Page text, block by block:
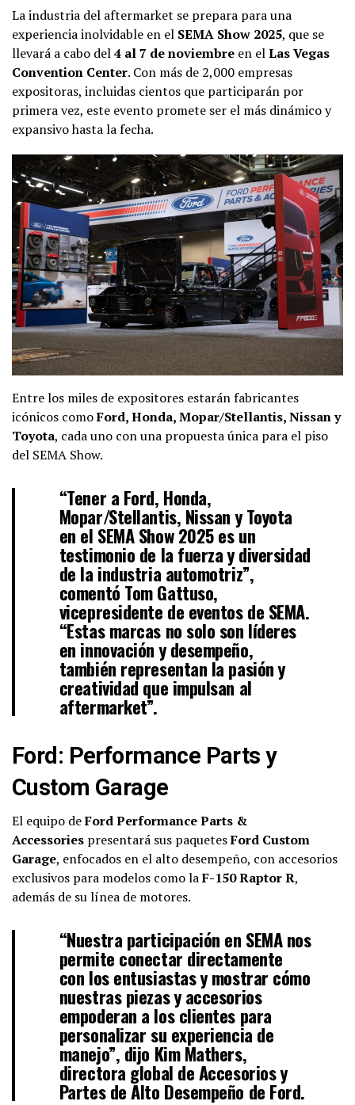
La industria del aftermarket se prepara para una
experiencia inolvidable en el SEMA Show 2025, que se
llevará a cabo del4 al 7 de noviembre en elLas Vegas
Convention Center. Con más de 2,000 empresas
expositoras, incluidas cientos que participarán por
primera vez, este evento promete ser el más dinámico y
expansivo hasta la fecha.
Entre los miles de expositores estarán fabricantes
icónicos comoFord, Honda, Mopar/Stellantis, Nissan y
Toyota, cada uno con una propuesta única para el piso
del SEMA Show.
“Tener a Ford, Honda,
Mopar/Stellantis, Nissan y Toyota
en el SEMA Show 2025 es un
testimonio de la fuerza y diversidad
de la industria automotriz”,
comentó Tom Gattuso,
vicepresidente de eventos de SEMA.
“Estas marcas no solo son líderes
en innovación y desempeño,
también representan la pasión y
creatividad que impulsan al
aftermarket”.
Ford: Performance Parts y
Custom Garage
El equipo deFord Performance Parts &
Accessories presentará sus paquetesFord Custom
Garage, enfocados en el alto desempeño, con accesorios
exclusivos para modelos como laF-150 Raptor R,
además de su línea de motores.
“Nuestra participación en SEMA nos
permite conectar directamente
con los entusiastas y mostrar cómo
nuestras piezas y accesorios
empoderan a los clientes para
personalizar su experiencia de
manejo”, dijo Kim Mathers,
directora global de Accesorios y
Partes de Alto Desempeño de Ford.